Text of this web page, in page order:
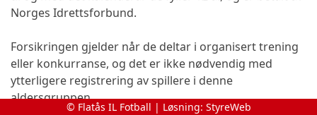
Norges Idrettsforbund.
Forsikringen gjelder når de deltar i organisert trening
eller konkurranse, og det er ikke nødvendig med
ytterligere registrering av spillere i denne
aldersgruppen.
© Flatås IL Fotball | Løsning: StyreWeb